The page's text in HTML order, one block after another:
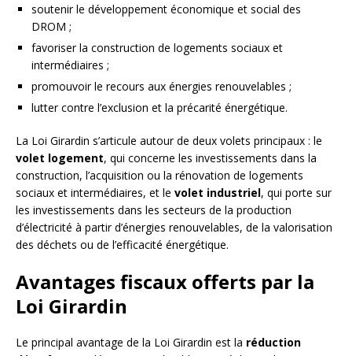
soutenir le développement économique et social des
DROM ;
favoriser la construction de logements sociaux et
intermédiaires ;
promouvoir le recours aux énergies renouvelables ;
lutter contre l’exclusion et la précarité énergétique.
La Loi Girardin s’articule autour de deux volets principaux : le
volet logement, qui concerne les investissements dans la
construction, l’acquisition ou la rénovation de logements
sociaux et intermédiaires, et le volet industriel, qui porte sur
les investissements dans les secteurs de la production
d’électricité à partir d’énergies renouvelables, de la valorisation
des déchets ou de l’efficacité énergétique.
Avantages fiscaux offerts par la
Loi Girardin
Le principal avantage de la Loi Girardin est la réduction